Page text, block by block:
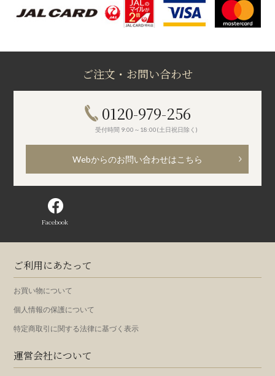
ご注文・お問い合わせ
0120-979-256
受付時間 9:00～18:00(土日祝日除く)
Webからのお問い合わせはこちら
Facebook
ご利用にあたって
お買い物について
個人情報の保護について
特定商取引に関する法律に基づく表示
運営会社について